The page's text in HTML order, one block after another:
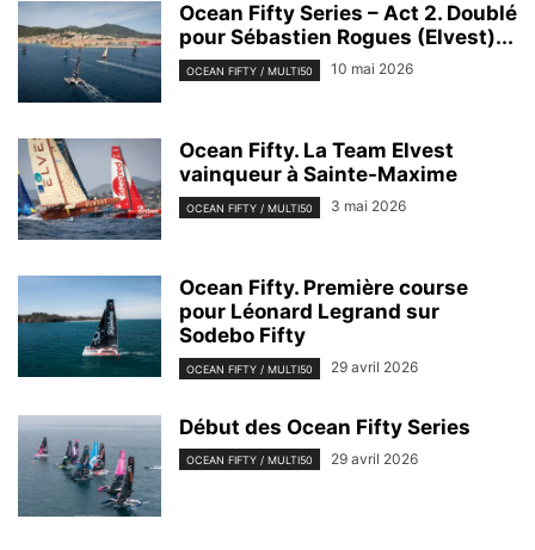
Ocean Fifty Series – Act 2. Doublé
pour Sébastien Rogues (Elvest)...
OCEAN FIFTY / MULTI50 10 mai 2026
Ocean Fifty. La Team Elvest
vainqueur à Sainte-Maxime
OCEAN FIFTY / MULTI50 3 mai 2026
Ocean Fifty. Première course
pour Léonard Legrand sur
Sodebo Fifty
OCEAN FIFTY / MULTI50 29 avril 2026
Début des Ocean Fifty Series
OCEAN FIFTY / MULTI50 29 avril 2026